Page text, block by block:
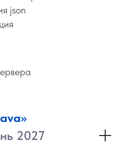
json
2027
и после
лекции.